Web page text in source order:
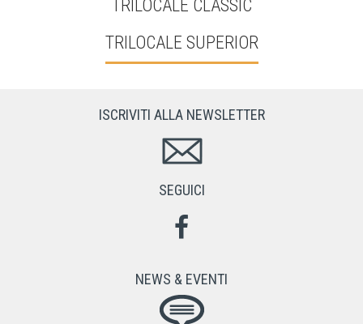
TRILOCALE CLASSIC
TRILOCALE SUPERIOR
ISCRIVITI ALLA NEWSLETTER
SEGUICI
NEWS & EVENTI